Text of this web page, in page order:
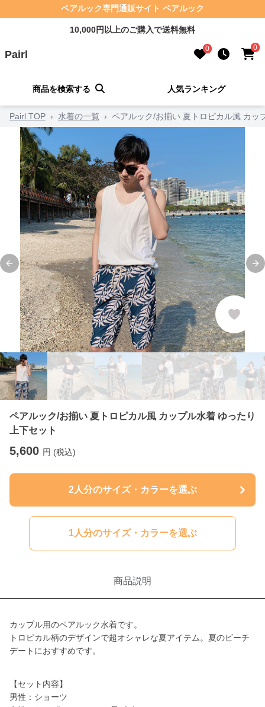
ペアルック専門通販サイト ペアルック
10,000円以上のご購入で送料無料
Pairl 0 0
商品を検索する 人気ランキング
Pairl TOP › 水着の一覧 › ペアルック/お揃い 夏トロピカル風 カッ
Previous slide
ペアルック/お揃い 夏トロピカル風 カップル水着 ゆったり
上下セット
5,600 円 (税込)
2人分のサイズ・カラーを選ぶ
1人分のサイズ・カラーを選ぶ
商品説明
カップル用のペアルック水着です。
トロピカル柄のデザインで超オシャレな夏アイテム。夏のビーチ
デートにおすすめです。
【セット内容】
男性：ショーツ